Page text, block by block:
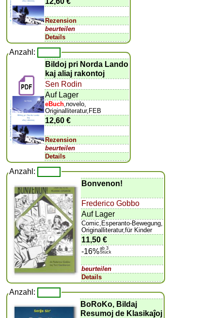
Rezension
beurteilen
Details
Anzahl:
Bildoj pri Norda Lando
kaj aliaj rakontoj
Sen Rodin
Auf Lager
eBuch ,novelo,
Originalliteratur,FEB
12,60 €
Rezension
beurteilen
Details
Anzahl:
Bonvenon!
Frederico Gobbo
Auf Lager
Comic,Esperanto-Bewegung,
Originalliteratur,für Kinder
11,50 €
-16%ab 3
Stück
beurteilen
Details
Anzahl:
BoRoKo, Bildaj
Resumoj de Klasikaĵoj